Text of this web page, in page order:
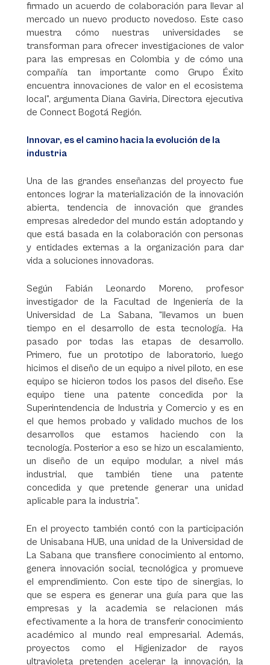
firmado un acuerdo de colaboración para llevar al
mercado un nuevo producto novedoso. Este caso
muestra cómo nuestras universidades se
transforman para ofrecer investigaciones de valor
para las empresas en Colombia y de cómo una
compañía tan importante como Grupo Éxito
encuentra innovaciones de valor en el ecosistema
local”, argumenta Diana Gaviria, Directora ejecutiva
de Connect Bogotá Región.
Innovar, es el camino hacia la evolución de la
industria
Una de las grandes enseñanzas del proyecto fue
entonces lograr la materialización de la innovación
abierta, tendencia de innovación que grandes
empresas alrededor del mundo están adoptando y
que está basada en la colaboración con personas
y entidades externas a la organización para dar
vida a soluciones innovadoras.
Según Fabián Leonardo Moreno, profesor
investigador de la Facultad de Ingeniería de la
Universidad de La Sabana, “llevamos un buen
tiempo en el desarrollo de esta tecnología. Ha
pasado por todas las etapas de desarrollo.
Primero, fue un prototipo de laboratorio, luego
hicimos el diseño de un equipo a nivel piloto, en ese
equipo se hicieron todos los pasos del diseño. Ese
equipo tiene una patente concedida por la
Superintendencia de Industria y Comercio y es en
el que hemos probado y validado muchos de los
desarrollos que estamos haciendo con la
tecnología. Posterior a eso se hizo un escalamiento,
un diseño de un equipo modular, a nivel más
industrial, que también tiene una patente
concedida y que pretende generar una unidad
aplicable para la industria”.
En el proyecto también contó con la participación
de Unisabana HUB, una unidad de la Universidad de
La Sabana que transfiere conocimiento al entorno,
genera innovación social, tecnológica y promueve
el emprendimiento. Con este tipo de sinergias, lo
que se espera es generar una guía para que las
empresas y la academia se relacionen más
efectivamente a la hora de transferir conocimiento
académico al mundo real empresarial. Además,
proyectos como el Higienizador de rayos
ultravioleta pretenden acelerar la innovación, la